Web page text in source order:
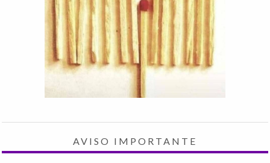
AVISO IMPORTANTE